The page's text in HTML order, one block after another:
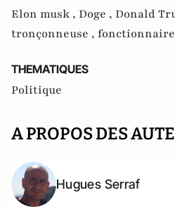
Elon musk , Doge , Donald
tronçonneuse ,
THEMATIQUES
Politique
A PROPOS DES
Hugues Serraf